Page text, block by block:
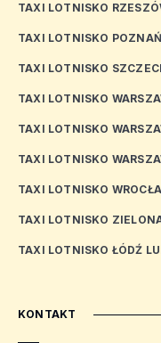
TAXI LOTNISKO
TAXI LOTNISKO
TAXI LOTNISKO
TAXI LOTNISKO
TAXI LOTNISKO
TAXI LOTNISKO
TAXI LOTNISKO
TAXI LOTNISKO
TAXI LOTNISKO ŁÓDŹ
KONTAKT